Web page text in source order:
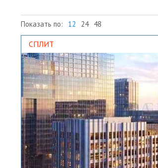
Показать по: 12 24 48
СПЛИТ